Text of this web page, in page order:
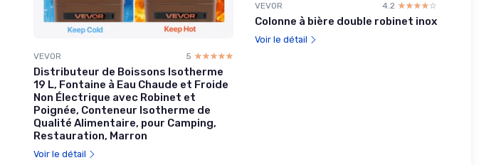
VEVOR 5 ☆☆☆☆☆
★★★★★
Distributeur de Boissons Isotherme
19 L, Fontaine à Eau Chaude et Froide
Non Électrique avec Robinet et
Poignée, Conteneur Isotherme de
Qualité Alimentaire, pour Camping,
Restauration, Marron
Voir le détail
VEVOR 4.2 ☆☆☆☆☆
★★★★★
Colonne à bière double robinet inox
Voir le détail